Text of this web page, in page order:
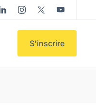
S'inscrire